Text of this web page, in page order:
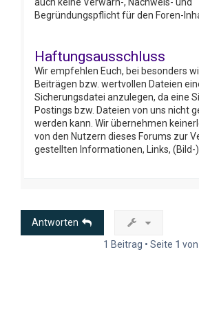
Begründungspflicht für den Foren-
Haftungsausschluss
Wir empfehlen Euch, bei besonders
Beiträgen bzw. wertvollen Dateien
Sicherungsdatei anzulegen, da eine
Postings bzw. Dateien von uns nicht
werden kann. Wir übernehmen
von den Nutzern dieses Forums zur
gestellten Informationen, Links, (Bild-)
Antworten
1 Beitrag • Seite 1 von